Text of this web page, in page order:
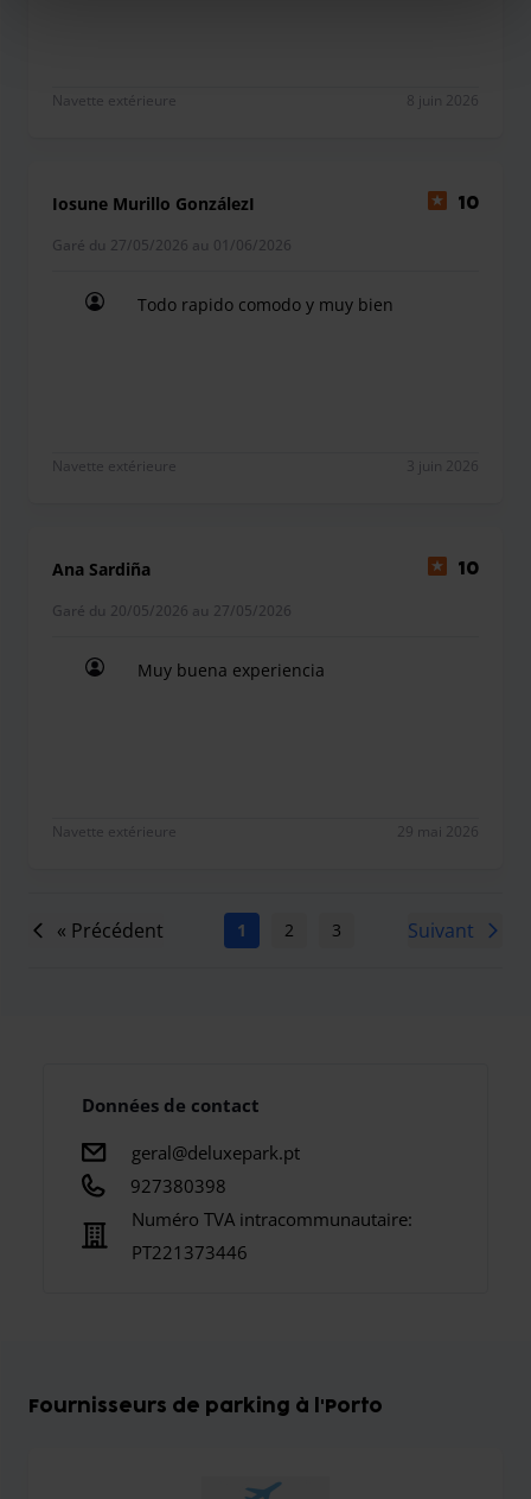
Navette extérieure 8 juin 2026
Iosune Murillo GonzálezI 10
Garé du 27/05/2026 au 01/06/2026
Todo rapido comodo y muy bien
Navette extérieure 3 juin 2026
Ana Sardiña 10
Garé du 20/05/2026 au 27/05/2026
Muy buena experiencia
Navette extérieure 29 mai 2026
« Précédent 1 2 3 5
Suivant
Données de contact
geral@deluxepark.pt
927380398
Numéro TVA intracommunautaire:
PT221373446
Fournisseurs de parking à l'Porto